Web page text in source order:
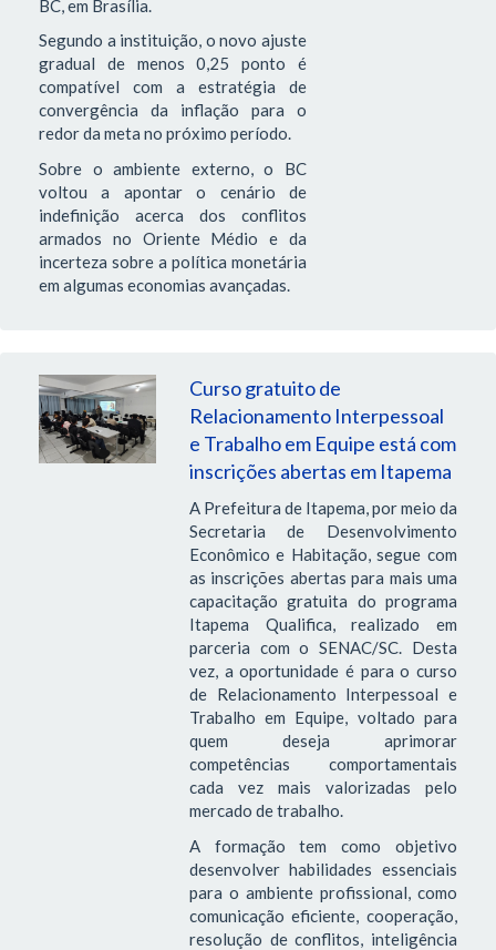
BC, em Brasília.
Segundo a instituição, o novo ajuste
gradual de menos 0,25 ponto é
compatível com a estratégia de
convergência da inflação para o
redor da meta no próximo período.
Sobre o ambiente externo, o BC
voltou a apontar o cenário de
indefinição acerca dos conflitos
armados no Oriente Médio e da
incerteza sobre a política monetária
em algumas economias avançadas.
Curso gratuito de
Relacionamento Interpessoal
e Trabalho em Equipe está com
inscrições abertas em Itapema
A Prefeitura de Itapema, por meio da
Secretaria de Desenvolvimento
Econômico e Habitação, segue com
as inscrições abertas para mais uma
capacitação gratuita do programa
Itapema Qualifica, realizado em
parceria com o SENAC/SC. Desta
vez, a oportunidade é para o curso
de Relacionamento Interpessoal e
Trabalho em Equipe, voltado para
quem deseja aprimorar
competências comportamentais
cada vez mais valorizadas pelo
mercado de trabalho.
A formação tem como objetivo
desenvolver habilidades essenciais
para o ambiente profissional, como
comunicação eficiente, cooperação,
resolução de conflitos, inteligência